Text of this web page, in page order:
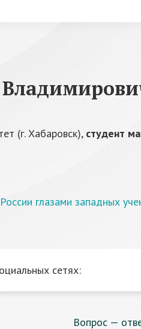
(г. Хабаровск), студент
глазами западных
сетях:
Вопрос —